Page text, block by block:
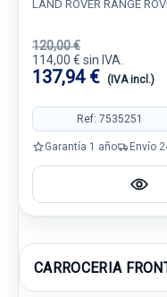
LAND ROVER RANGE
120,00 €
114,00 € sin IVA.
137,94 € (IVA incl.)
Ref: 7535251
Garantía 1 año Envío
CARROCERIA